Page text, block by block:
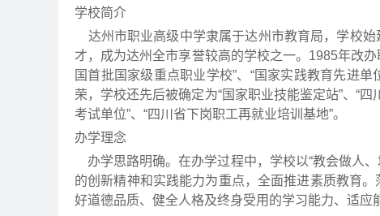
学校简介
达州市职业高级中学隶属于达州市教育局，学校
才，成为达州全市享誉较高的学校之一。1985年改
国首批国家级重点职业学校”、“国家实践教育先进单
荣，学校还先后被确定为“国家职业技能鉴定站”、“
考试单位”、“四川省下岗职工再就业培训基地”。
办学理念
办学思路明确。在办学过程中，学校以“教会做人
的创新精神和实践能力为重点，全面推进素质教育。
好道德品质、健全人格及终身受用的学习能力、适应